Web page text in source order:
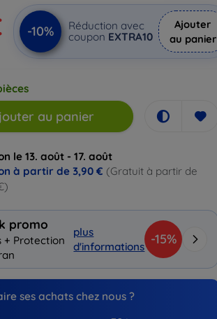
-10%
Réduction avec
coupon EXTRA10
Ajouter
au panier
au panier
le 13. août - 17. août
à partir de 3,90 € (Gratuit à partir de
promo
+ Protection
plus
d'informations -15%
ses achats chez nous ?